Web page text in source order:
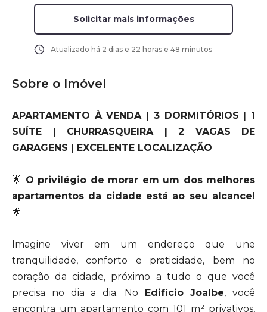
Solicitar mais informações
Atualizado há 2 dias e 22 horas e 48 minutos
Sobre o Imóvel
APARTAMENTO À VENDA | 3 DORMITÓRIOS | 1
SUÍTE | CHURRASQUEIRA | 2 VAGAS DE
GARAGENS | EXCELENTE LOCALIZAÇÃO
🌟 O privilégio de morar em um dos melhores
apartamentos da cidade está ao seu alcance!
🌟
Imagine viver em um endereço que une
tranquilidade, conforto e praticidade, bem no
coração da cidade, próximo a tudo o que você
precisa no dia a dia. No Edifício Joalbe, você
encontra um apartamento com 101 m² privativos,